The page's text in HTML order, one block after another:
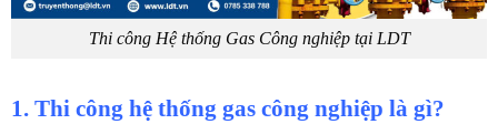
Thi công Hệ thống Gas Công nghiệp tại LDT
1. Thi công hệ thống gas công nghiệp là gì?